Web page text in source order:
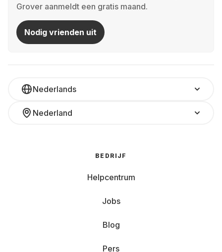
Grover aanmeldt een gratis maand.
Nodig vrienden uit
Nederlands
Nederland
BEDRIJF
Helpcentrum
Jobs
Blog
Pers